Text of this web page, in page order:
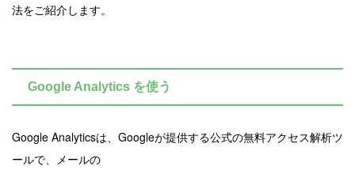
法をご紹介します。
Google Analytics を使う
Google Analyticsは、Googleが提供する公式の無料アクセス解析ツ
ールで、メールの